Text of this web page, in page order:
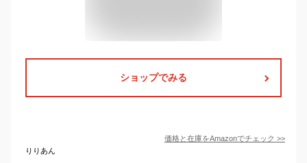
ショップでみる
価格と在庫をAmazonでチェック >>
りりあん